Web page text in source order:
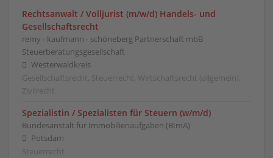
Rechtsanwalt / Volljurist (m/w/d) Handels- und
Gesellschaftsrecht
remy ∙ kaufmann ∙ schöneberg Partnerschaft mbB
Steuerberatungsgesellschaft
Westerwaldkreis
Gesellschaftsrecht, Steuerrecht, Wirtschaftsrecht (allgemein),
Zivilrecht
Spezialistin / Spezialisten für Steuern (w/m/d)
Bundesanstalt für Immobilienaufgaben (BImA)
Potsdam
Steuerrecht